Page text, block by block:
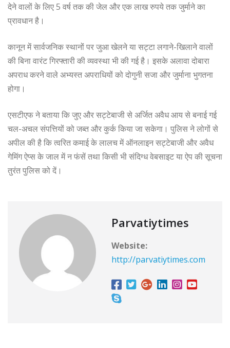
देने वालों के लिए 5 वर्ष तक की जेल और एक लाख रुपये तक जुर्माने का
प्रावधान है।
कानून में सार्वजनिक स्थानों पर जुआ खेलने या सट्टा लगाने-खिलाने वालों
की बिना वारंट गिरफ्तारी की व्यवस्था भी की गई है। इसके अलावा दोबारा
अपराध करने वाले अभ्यस्त अपराधियों को दोगुनी सजा और जुर्माना भुगतना
होगा।
एसटीएफ ने बताया कि जुए और सट्टेबाजी से अर्जित अवैध आय से बनाई गई
चल-अचल संपत्तियों को जब्त और कुर्क किया जा सकेगा। पुलिस ने लोगों से
अपील की है कि त्वरित कमाई के लालच में ऑनलाइन सट्टेबाजी और अवैध
गेमिंग ऐप्स के जाल में न फंसें तथा किसी भी संदिग्ध वेबसाइट या ऐप की सूचना
तुरंत पुलिस को दें।
Parvatiytimes
Website:
http://parvatiytimes.com